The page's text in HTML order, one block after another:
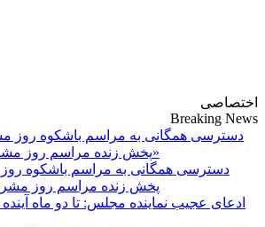
اختصاصی
Breaking News
دسترسی همگانی به مراسم باشکوه روز
پخش زنده مراسم روز